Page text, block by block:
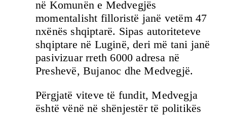
në Komunën e Medvegjës
momentalisht filloristë janë vetëm 47
nxënës shqiptarë. Sipas autoriteteve
shqiptare në Luginë, deri më tani janë
pasivizuar rreth 6000 adresa në
Preshevë, Bujanoc dhe Medvegjë.
Përgjatë viteve të fundit, Medvegja
është vënë në shënjestër të politikës